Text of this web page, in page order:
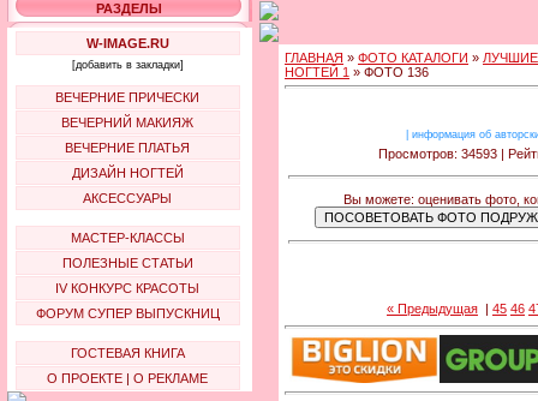
РАЗДЕЛЫ
W-IMAGE.RU
[добавить в закладки]
ВЕЧЕРНИЕ ПРИЧЕСКИ
ВЕЧЕРНИЙ МАКИЯЖ
ВЕЧЕРНИЕ ПЛАТЬЯ
ДИЗАЙН НОГТЕЙ
АКСЕССУАРЫ
МАСТЕР-КЛАССЫ
ПОЛЕЗНЫЕ СТАТЬИ
IV КОНКУРС КРАСОТЫ
ФОРУМ СУПЕР ВЫПУСКНИЦ
ГОСТЕВАЯ КНИГА
О ПРОЕКТЕ | О РЕКЛАМЕ
ГЛАВНАЯ » ФОТО КАТАЛОГИ »
НОГТЕЙ 1 » ФОТО 136
информация об
Просмотров: 34593 |
Вы можете: оценивать фото,
« Предыдущая | 45 46